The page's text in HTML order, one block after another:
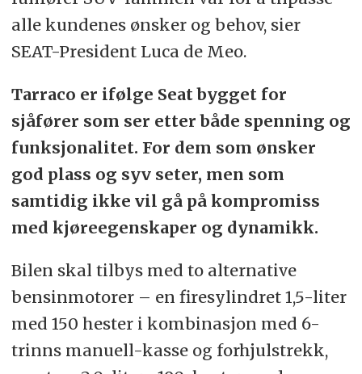
alle kundenes ønsker og behov, sier
SEAT-President Luca de Meo.
Tarraco er ifølge Seat bygget for
sjåfører som ser etter både spenning og
funksjonalitet. For dem som ønsker
god plass og syv seter, men som
samtidig ikke vil gå på kompromiss
med kjøreegenskaper og dynamikk.
Bilen skal tilbys med to alternative
bensinmotorer – en firesylindret 1,5-liter
med 150 hester i kombinasjon med 6-
trinns manuell-kasse og forhjulstrekk,